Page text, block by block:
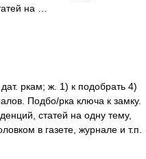
на …
ркам; ж. 1) к подобрать 4)
Подбо/рка ключа к замку.
статей на одну тему,
в газете, журнале и т.п.